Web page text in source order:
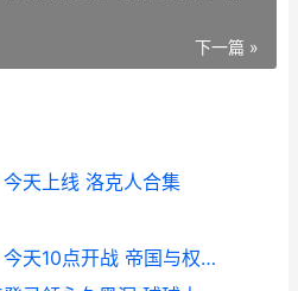
下一篇 »
今天上线 洛克人合集
《帝国：权杖和文明》今天10点开战 帝国与权杖好看吗